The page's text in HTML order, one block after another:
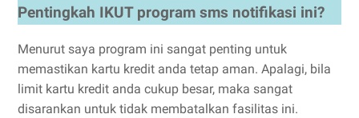
Pentingkah IKUT program sms notifikasi ini?
Menurut saya program ini sangat penting untuk
memastikan kartu kredit anda tetap aman. Apalagi, bila
limit kartu kredit anda cukup besar, maka sangat
disarankan untuk tidak membatalkan fasilitas ini.